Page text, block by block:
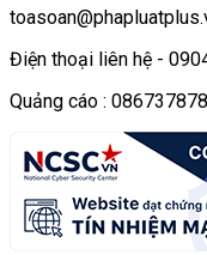
Điện thoại liên hệ -
Quảng cáo :